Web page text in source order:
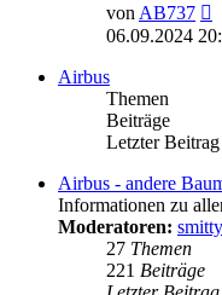
vonAB737
06.09.2024
Airbus
Themen
Beiträge
Letzter Beitrag
Airbus - andere
Informationen zu
Moderatoren: smitty
27 Themen
221 Beiträge